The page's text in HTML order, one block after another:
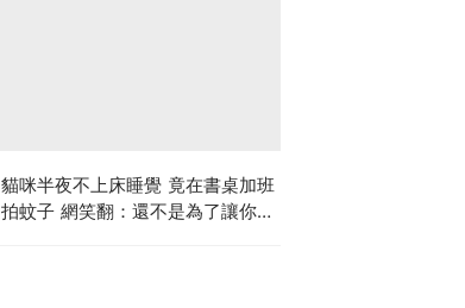
貓咪半夜不上床睡覺 竟在書桌加班
拍蚊子 網笑翻：還不是為了讓你睡